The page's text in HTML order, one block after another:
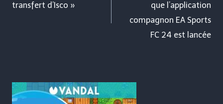
l’article
transfert d’Isco »
que l’application
compagnon EA Sports
FC 24 est lancée